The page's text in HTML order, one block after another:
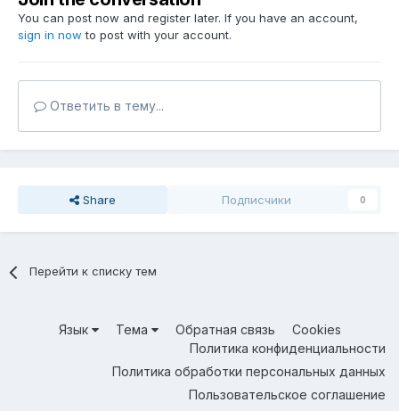
You can post now and register later. If you have an account,
sign in now to post with your account.
Ответить в тему...
Share Подписчики 0
Перейти к списку тем
Язык Тема Обратная связь
Cookies
Политика конфиденциальности
Политика обработки персональных данных
Пользовательское соглашение